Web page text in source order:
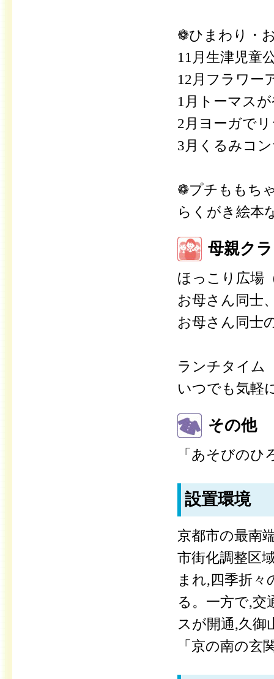
❁ひまわり・
11月生津児童
12月フラワー
1月トーマス
2月ヨーガで
3月くるみコ
❁プチももち
らくがき絵本
母親ク
ほっこり広場
お母さん同士
お母さん同士
ランチタイム
いつでも気軽
その他
「あそびのひ
設置環境
京都市の最南
市街化調整区
まれ,四季折
る。一方で,交
スが開通,久御
「京の南の